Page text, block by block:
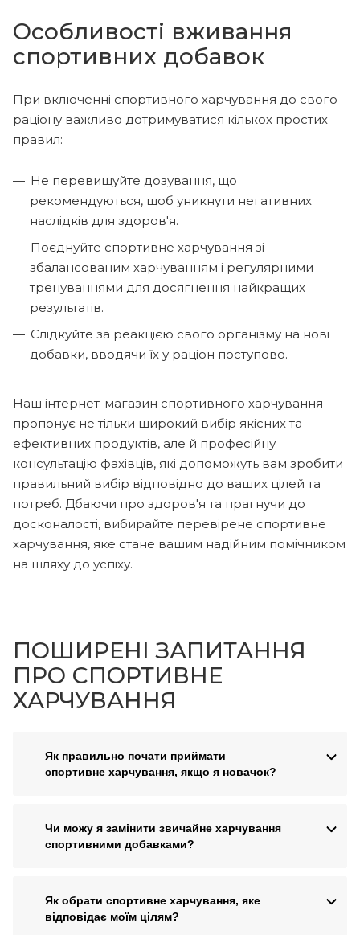
Особливості вживання
спортивних добавок
При включенні спортивного харчування до свого
раціону важливо дотримуватися кількох простих
правил:
Не перевищуйте дозування, що
рекомендуються, щоб уникнути негативних
наслідків для здоров'я.
Поєднуйте спортивне харчування зі
збалансованим харчуванням і регулярними
тренуваннями для досягнення найкращих
результатів.
Слідкуйте за реакцією свого організму на нові
добавки, вводячи їх у раціон поступово.
Наш інтернет-магазин спортивного харчування
пропонує не тільки широкий вибір якісних та
ефективних продуктів, але й професійну
консультацію фахівців, які допоможуть вам зробити
правильний вибір відповідно до ваших цілей та
потреб. Дбаючи про здоров'я та прагнучи до
досконалості, вибирайте перевірене спортивне
харчування, яке стане вашим надійним помічником
на шляху до успіху.
ПОШИРЕНІ ЗАПИТАННЯ
ПРО СПОРТИВНЕ
ХАРЧУВАННЯ
Як правильно почати приймати
спортивне харчування, якщо я новачок?
Чи можу я замінити звичайне харчування
спортивними добавками?
Як обрати спортивне харчування, яке
відповідає моїм цілям?